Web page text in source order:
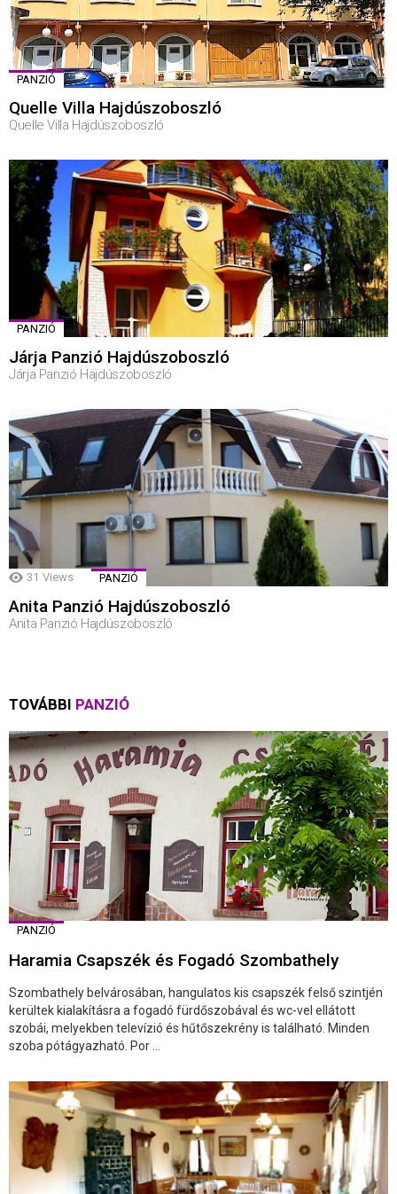
PANZIÓ
Quelle Villa Hajdúszoboszló
Quelle Villa Hajdúszoboszló
PANZIÓ
Járja Panzió Hajdúszoboszló
Járja Panzió Hajdúszoboszló
31 Views PANZIÓ
Anita Panzió Hajdúszoboszló
Anita Panzió Hajdúszoboszló
TOVÁBBI PANZIÓ
PANZIÓ
Haramia Csapszék és Fogadó Szombathely
Szombathely belvárosában, hangulatos kis csapszék felső szintjén
kerültek kialakításra a fogadó fürdőszobával és wc-vel ellátott
szobái, melyekben televízió és hűtőszekrény is található. Minden
szoba pótágyazható. Por ...